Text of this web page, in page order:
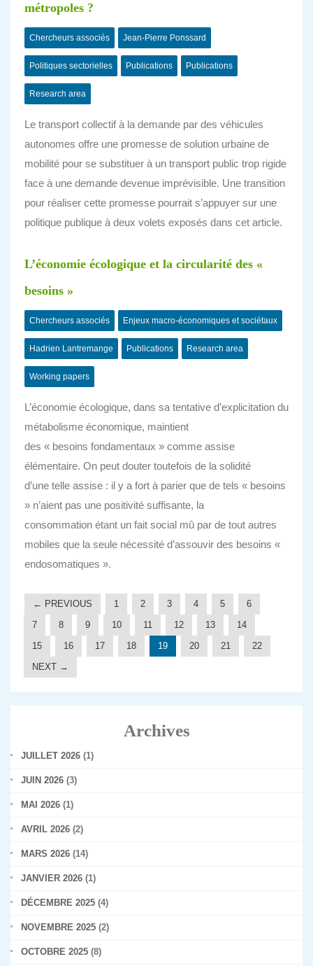
métropoles ?
Chercheurs associés Jean-Pierre Ponssard
Politiques sectorielles Publications Publications
Research area
Le transport collectif à la demande par des véhicules
autonomes offre une promesse de solution urbaine de
mobilité pour se substituer à un transport public trop rigide
face à une demande devenue imprévisible. Une transition
pour réaliser cette promesse pourrait s’appuyer sur une
politique publique à deux volets exposés dans cet article.
L’économie écologique et la circularité des «
besoins »
Chercheurs associés Enjeux macro-économiques et sociétaux
Hadrien Lantremange Publications Research area
Working papers
L’économie écologique, dans sa tentative d’explicitation du
métabolisme économique, maintient
des « besoins fondamentaux » comme assise
élémentaire. On peut douter toutefois de la solidité
d’une telle assise : il y a fort à parier que de tels « besoins
» n’aient pas une positivité suffisante, la
consommation étant un fait social mû par de tout autres
mobiles que la seule nécessité d’assouvir des besoins «
endosomatiques ».
← PREVIOUS 1 2 3 4 5
6
7
8 9 10 11 12 13
14
15
16 17 18 19 20 21
22
NEXT →
Archives
JUILLET 2026 (1)
JUIN 2026 (3)
MAI 2026 (1)
AVRIL 2026 (2)
MARS 2026 (14)
JANVIER 2026 (1)
DÉCEMBRE 2025 (4)
NOVEMBRE 2025 (2)
OCTOBRE 2025 (8)